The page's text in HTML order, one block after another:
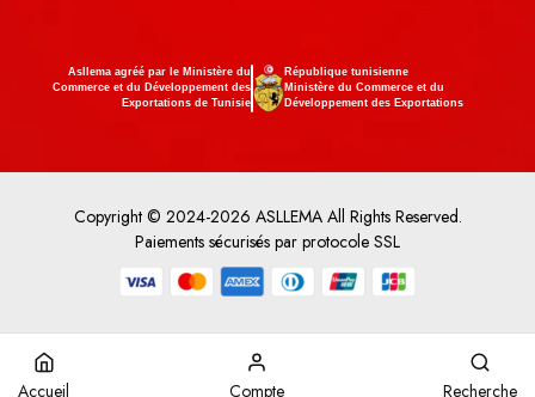
Asllema agréé par le Ministère du
Commerce et du Développement des
Exportations de Tunisie
République tunisienne
Ministère du Commerce et du
Développement des Exportations
Copyright © 2024-2026 ASLLEMA All Rights Reserved.
Paiements sécurisés par protocole SSL
Accueil Compte Recherche